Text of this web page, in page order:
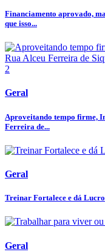
Financiamento aprovado,
que isso...
2
Geral
Aproveitando tempo firme,
Ferreira de...
Geral
Treinar Fortalece e dá Lucro
Geral